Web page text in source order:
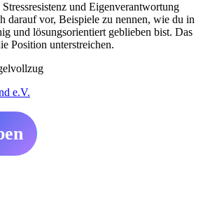
und Eigenverantwortung
darauf vor, Beispiele zu nennen, wie du in
und lösungsorientiert geblieben bist. Das
Position unterstreichen.
e.V.